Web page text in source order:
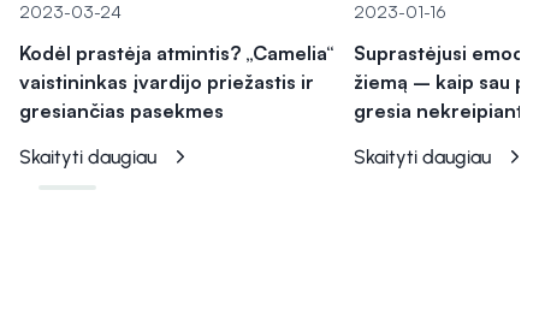
2023-03-24
Kodėl prastėja atmintis? „Camelia“
vaistininkas įvardijo priežastis ir
gresiančias pasekmes
Skaityti daugiau
2023-01-16
Suprastėjusi
žiemą – kaip sau
gresia nekreipiant į
Skaityti daugiau